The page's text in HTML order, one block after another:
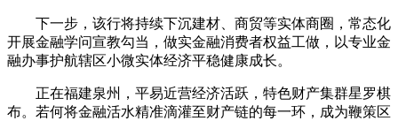
下一步，该行将持续下沉建材、商贸等实体商圈，常态化
开展金融学问宣教勾当，做实金融消费者权益工做，以专业金
融办事护航辖区小微实体经济平稳健康成长。
正在福建泉州，平易近营经济活跃，特色财产集群星罗棋
布。若何将金融活水精准滴灌至财产链的每一环，成为鞭策区